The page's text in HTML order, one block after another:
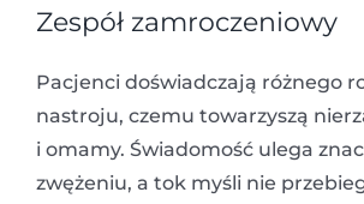
Zespół zamroczeniowy
Pacjenci doświadczają różnego
nastroju, czemu towarzyszą
i omamy. Świadomość ulega
zwężeniu, a tok myśli nie